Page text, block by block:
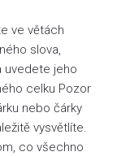
ve větách
slova,
uvedete jeho
celku Pozor
nebo čárky
vysvětlíte.
co všechno